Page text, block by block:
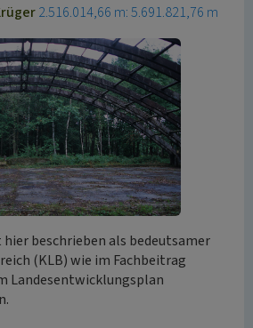
2.516.014,66 m: 5.691.821,76 m
hier beschrieben als bedeutsamer
(KLB) wie im Fachbeitrag
Landesentwicklungsplan